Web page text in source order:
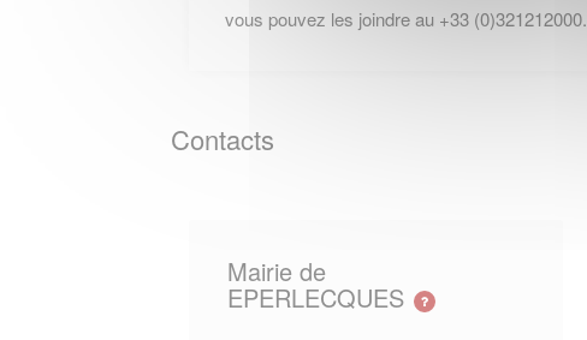
vous pouvez les joindre au +33 (0)321212000.
Contacts
Mairie de
EPERLECQUES